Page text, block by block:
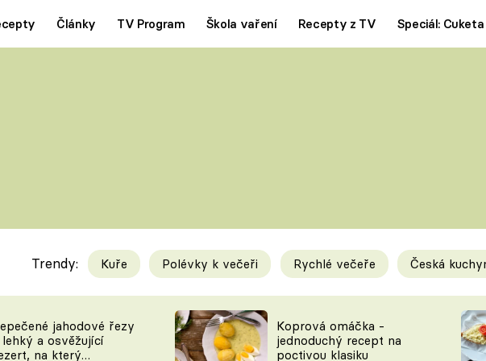
Články TV Program Škola vaření Recepty z TV Speciál: Cuketa
Videorecepty
TEĎ VAŘÍ ŠÉF!
Tipy a triky
KAM ZA JÍDLEM
Trendy: Kuře Polévky k večeři Rychlé večeře Česká
jahodové řezy
a osvěžující
na který
Koprová omáčka -
jednoduchý recept na
poctivou klasiku